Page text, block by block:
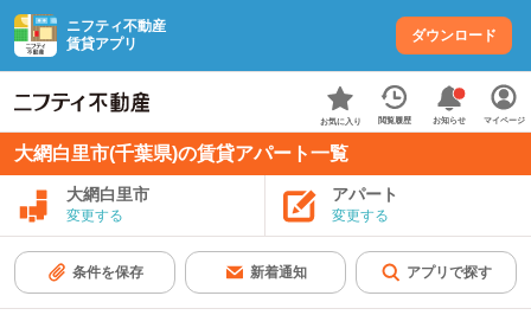
ニフティ不動産
賃貸アプリ
ダウンロード
お気に入り 閲覧履歴 お知らせ マイページ
大網白里市(千葉県)の賃貸アパート一覧
大網白里市
変更する
アパート
変更する
条件を保存 新着通知 アプリで探す